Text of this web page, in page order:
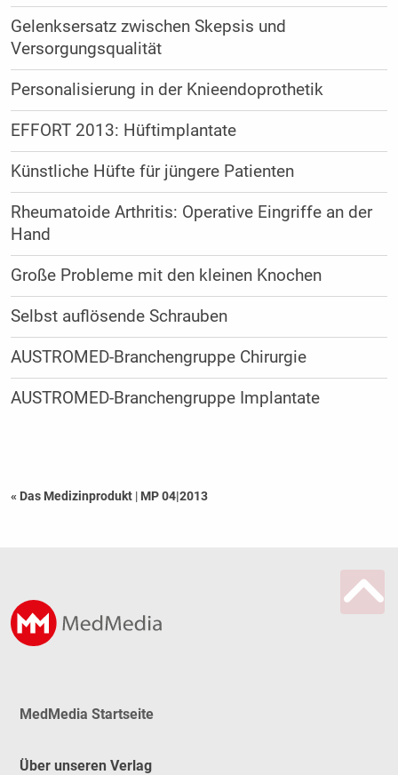
Gelenksersatz zwischen Skepsis und
Versorgungsqualität
Personalisierung in der Knieendoprothetik
EFFORT 2013: Hüftimplantate
Künstliche Hüfte für jüngere Patienten
Rheumatoide Arthritis: Operative Eingriffe an der
Hand
Große Probleme mit den kleinen Knochen
Selbst auflösende Schrauben
AUSTROMED-Branchengruppe Chirurgie
AUSTROMED-Branchengruppe Implantate
« Das Medizinprodukt | MP 04|2013
MedMedia Startseite
Über unseren Verlag